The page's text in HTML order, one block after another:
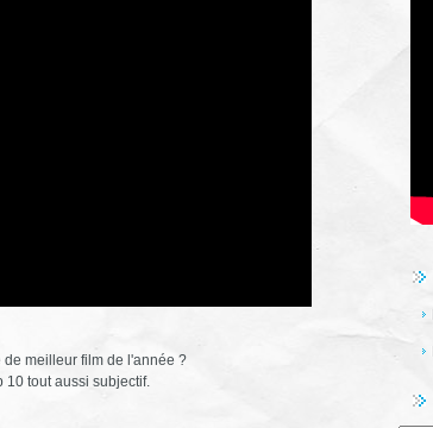
meilleur film de l'année ?
10 tout aussi subjectif.